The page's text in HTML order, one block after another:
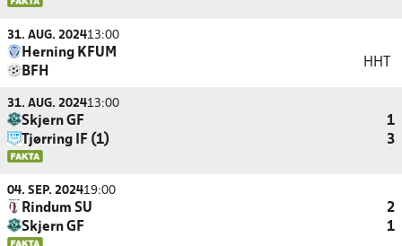
31. AUG. 202413:00
Herning KFUM
BFH
HHT
31. AUG. 202413:00
Skjern GF
1
Tjørring IF (1)
3
04. SEP. 202419:00
Rindum SU
2
Skjern GF
1